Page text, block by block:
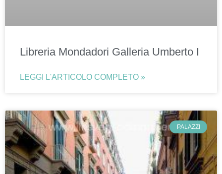
Libreria Mondadori Galleria Umberto I
LEGGI L'ARTICOLO COMPLETO »
PALAZZI